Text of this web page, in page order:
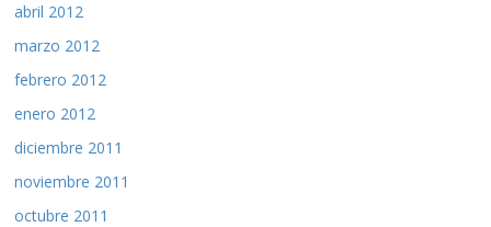
abril 2012
marzo 2012
febrero 2012
enero 2012
diciembre 2011
noviembre 2011
octubre 2011